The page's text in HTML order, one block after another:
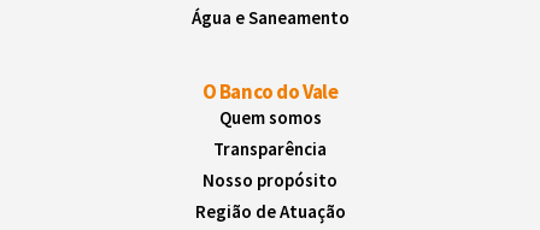
Água e Saneamento
O Banco do Vale
Quem somos
Transparência
Nosso propósito
Região de Atuação